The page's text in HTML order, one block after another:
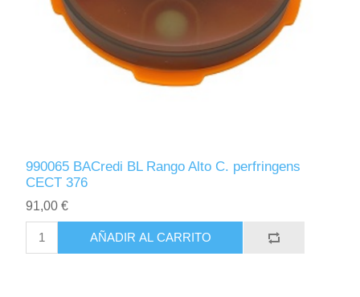
990065 BACredi BL Rango Alto C. perfringens
CECT 376
91,00 €
AÑADIR AL CARRITO